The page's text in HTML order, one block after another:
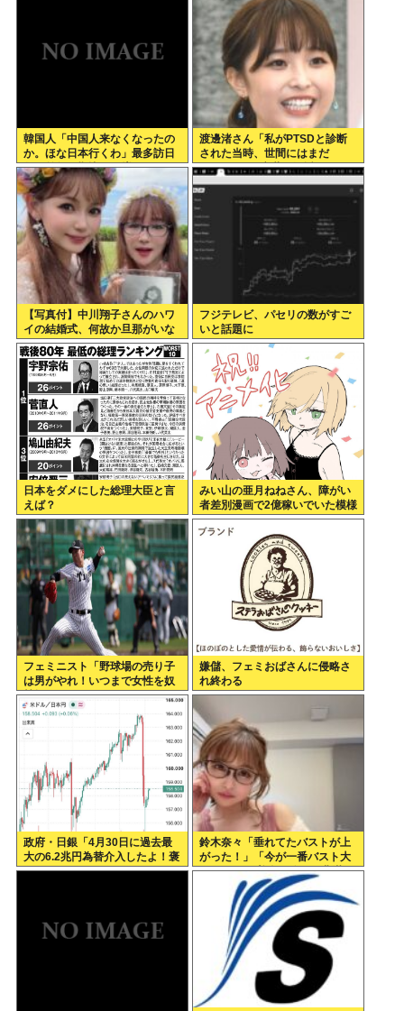
韓国人「中国人来なくなったの
か。ほな日本行くわ」最多訪日
数、前年同期比19%増
渡邊渚さん「私がPTSDと診断
された当時、世間にはまだ
PTSDという言葉は浸透してい
ませんでした」
【写真付】中川翔子さんのハワ
イの結婚式、何故か旦那がいな
い
フジテレビ、パセリの数がすご
いと話題に
日本をダメにした総理大臣と言
えば？
みい山の亜月ねねさん、障がい
者差別漫画で2億稼いでいた模様
www
フェミニスト「野球場の売り子
は男がやれ！いつまで女性を奴
隷扱いする気だ」
嫌儲、フェミおばさんに侵略さ
れ終わる
政府・日銀「4月30日に過去最
大の6.2兆円為替介入したよ！褒
めてよ！」
鈴木奈々「垂れてたバストが上
がった！」「今が一番バスト大
きい！」 下着姿を公開、豊満な
美バストを披露